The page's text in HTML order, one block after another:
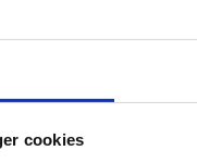
cookies